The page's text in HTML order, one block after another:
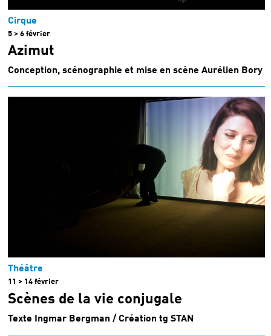
Cirque
5 > 6 février
Azimut
Conception, scénographie et mise en scène Aurélien Bory
Théâtre
11 > 14 février
Scènes de la vie conjugale
Texte Ingmar Bergman / Création tg STAN